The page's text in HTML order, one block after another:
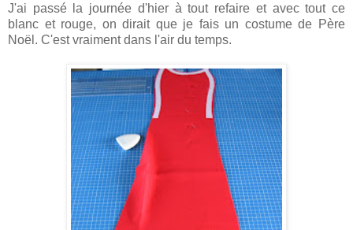
J'ai passé la journée d'hier à tout refaire et avec tout ce
blanc et rouge, on dirait que je fais un costume de Père
Noël. C'est vraiment dans l'air du temps.